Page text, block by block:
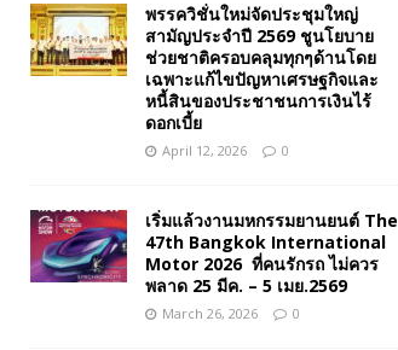
พรรควิชั่นใหม่จัดประชุมใหญ่
สามัญประจำปี 2569 ชูนโยบาย
ช่วยชาติครอบคลุมทุกๆด้านโดย
เฉพาะแก้ไขปัญหาเศรษฐกิจและ
หนี้สินของประชาชนการเงินไร้
ดอกเบี้ย
April 12, 2026 0
เริ่มแล้วงานมหกรรมยานยนต์ The
47th Bangkok International
Motor 2026 ที่คนรักรถ ไม่ควร
พลาด 25 มีค. – 5 เมย.2569
March 26, 2026 0